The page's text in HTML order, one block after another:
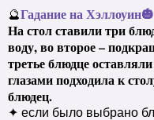
🔮Гадание на Хэллоуин🎃
На стол ставили три
воду, во второе –
третье блюдце
глазами подходила к
блюдец.
✦ если было выбрано